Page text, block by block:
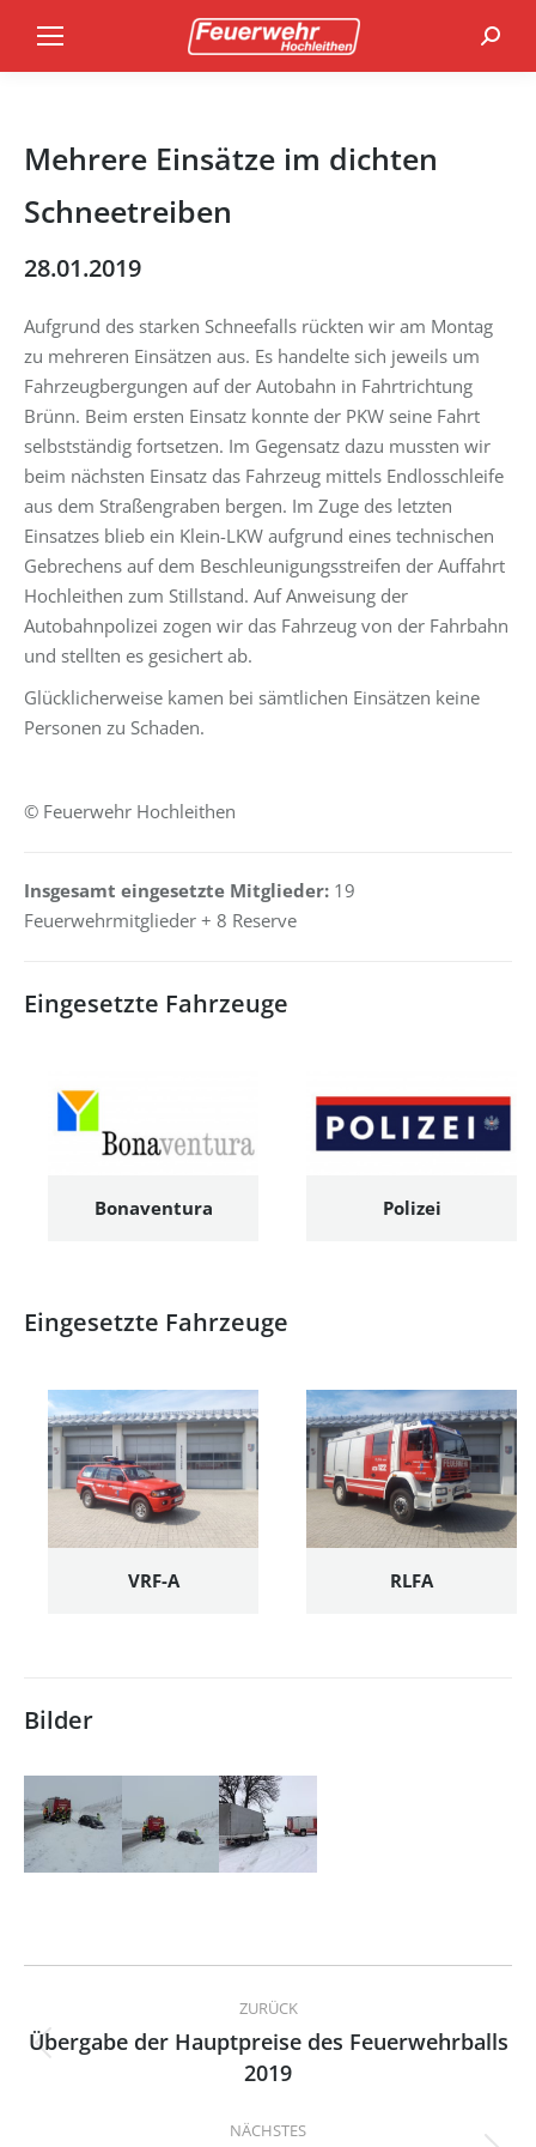
Mehrere Einsätze im dichten
Schneetreiben
28.01.2019
Aufgrund des starken Schneefalls rückten wir am Montag
zu mehreren Einsätzen aus. Es handelte sich jeweils um
Fahrzeugbergungen auf der Autobahn in Fahrtrichtung
Brünn. Beim ersten Einsatz konnte der PKW seine Fahrt
selbstständig fortsetzen. Im Gegensatz dazu mussten wir
beim nächsten Einsatz das Fahrzeug mittels Endlosschleife
aus dem Straßengraben bergen. Im Zuge des letzten
Einsatzes blieb ein Klein-LKW aufgrund eines technischen
Gebrechens auf dem Beschleunigungsstreifen der Auffahrt
Hochleithen zum Stillstand. Auf Anweisung der
Autobahnpolizei zogen wir das Fahrzeug von der Fahrbahn
und stellten es gesichert ab.
Glücklicherweise kamen bei sämtlichen Einsätzen keine
Personen zu Schaden.
© Feuerwehr Hochleithen
Insgesamt eingesetzte Mitglieder: 19
Feuerwehrmitglieder + 8 Reserve
Eingesetzte Fahrzeuge
Bonaventura Polizei
Eingesetzte Fahrzeuge
VRF-A RLFA
Bilder
Kommentarnavigation
ZURÜCK
Vorheriger
Beitrag:
Übergabe der Hauptpreise des Feuerwehrballs
2019
NÄCHSTES